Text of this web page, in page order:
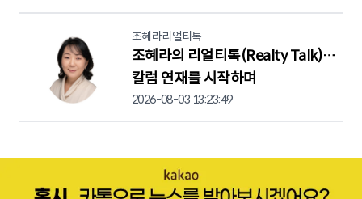
조혜라리얼티톡
조혜라의 리얼티톡(Realty Talk)…
칼럼 연재를 시작하며
2026-08-03 13:23:49